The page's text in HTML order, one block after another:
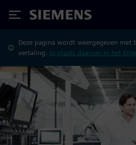
Siemens
Deze pagina wordt weergegeven met
vertaling. In plaats daarvan in het